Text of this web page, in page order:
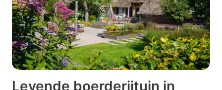
Levende boerderijtuin in